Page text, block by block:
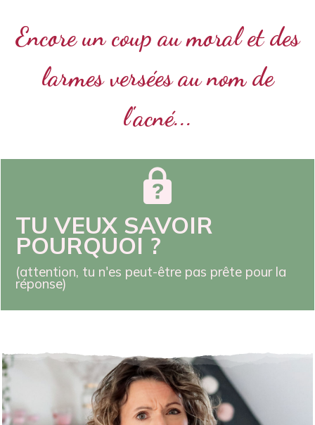
Encore un coup au moral et des
larmes versées au nom de
l'acné...
TU VEUX SAVOIR
POURQUOI ?
(attention, tu n'es peut-être pas prête pour la
réponse)